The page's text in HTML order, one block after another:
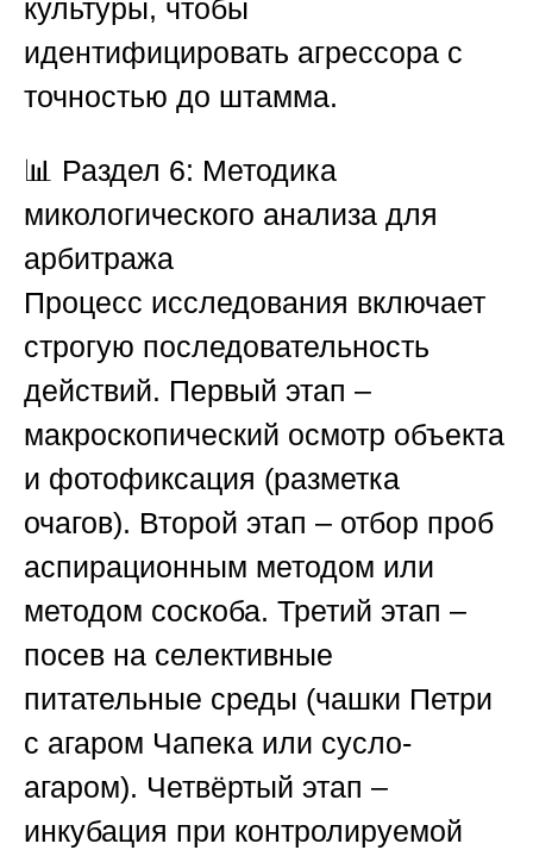
культуры, чтобы
идентифицировать агрессора с
точностью до штамма.
📊 Раздел 6: Методика
микологического анализа для
арбитража
Процесс исследования включает
строгую последовательность
действий. Первый этап –
макроскопический осмотр объекта
и фотофиксация (разметка
очагов). Второй этап – отбор проб
аспирационным методом или
методом соскоба. Третий этап –
посев на селективные
питательные среды (чашки Петри
с агаром Чапека или сусло-
агаром). Четвёртый этап –
инкубация при контролируемой